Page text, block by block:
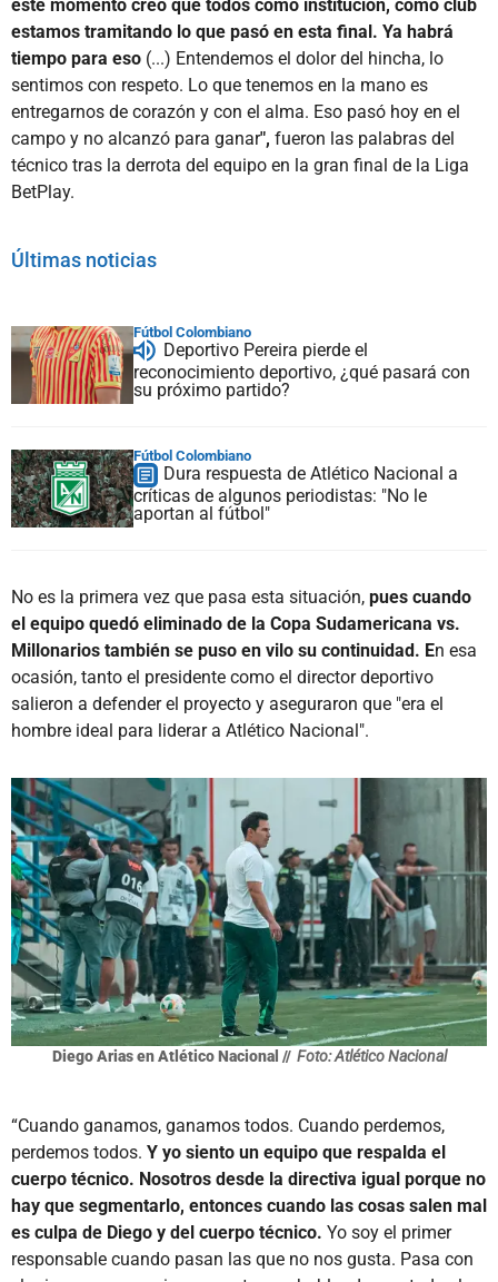
este momento creo que todos como institución, como club
estamos tramitando lo que pasó en esta final. Ya habrá
tiempo para eso (...) Entendemos el dolor del hincha, lo
sentimos con respeto. Lo que tenemos en la mano es
entregarnos de corazón y con el alma. Eso pasó hoy en el
campo y no alcanzó para ganar", fueron las palabras del
técnico tras la derrota del equipo en la gran final de la Liga
BetPlay.
Últimas noticias
Fútbol Colombiano
Deportivo Pereira pierde el
reconocimiento deportivo, ¿qué pasará con
su próximo partido?
Fútbol Colombiano
Dura respuesta de Atlético Nacional a
críticas de algunos periodistas: "No le
aportan al fútbol"
No es la primera vez que pasa esta situación, pues cuando
el equipo quedó eliminado de la Copa Sudamericana vs.
Millonarios también se puso en vilo su continuidad. En esa
ocasión, tanto el presidente como el director deportivo
salieron a defender el proyecto y aseguraron que "era el
hombre ideal para liderar a Atlético Nacional".
Diego Arias en Atlético Nacional // Foto: Atlético Nacional
“Cuando ganamos, ganamos todos. Cuando perdemos,
perdemos todos. Y yo siento un equipo que respalda el
cuerpo técnico. Nosotros desde la directiva igual porque no
hay que segmentarlo, entonces cuando las cosas salen mal
es culpa de Diego y del cuerpo técnico. Yo soy el primer
responsable cuando pasan las que no nos gusta. Pasa con